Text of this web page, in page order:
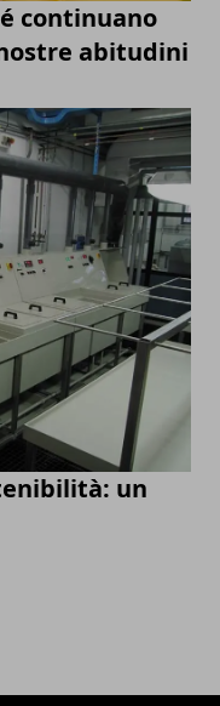
continuano
abitudini
un